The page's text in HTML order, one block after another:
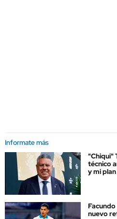
Informate más
"Chiqui"
técnico
y mi
Facundo
nuevo